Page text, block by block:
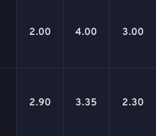
2.00 4.00 3.00
2.90 3.35 2.30